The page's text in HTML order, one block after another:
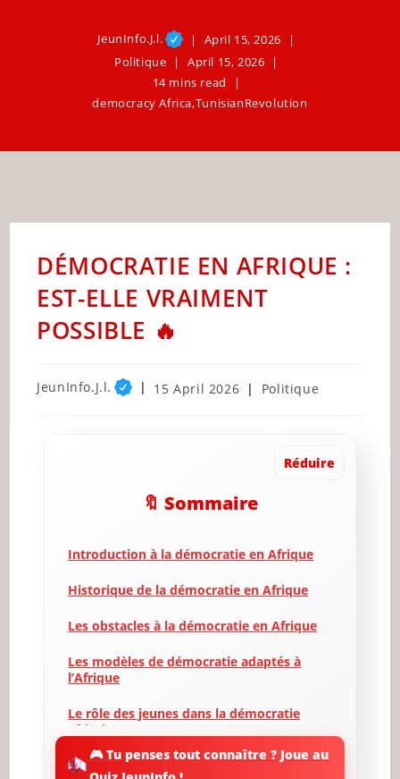
JeunInfo.J.l.
April 15, 2026
Politique
April 15, 2026
14 mins read
democracy Africa,TunisianRevolution
DÉMOCRATIE EN AFRIQUE :
EST-ELLE VRAIMENT
POSSIBLE 🔥
Post
JeunInfo.J.l.
Post
15 April 2026
Post
Politique
Réduire
🔖 Sommaire
Introduction à la démocratie en Afrique
Historique de la démocratie en Afrique
Les obstacles à la démocratie en Afrique
Les modèles de démocratie adaptés à
l’Afrique
Le rôle des jeunes dans la démocratie
africaine
La société civile et la démocratie en
🎮 Tu penses tout connaître ? Joue au